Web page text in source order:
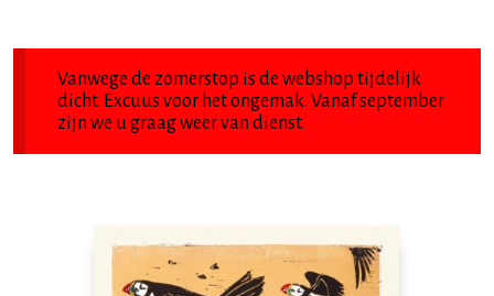
Vanwege de zomerstop is de webshop tijdelijk
dicht. Excuus voor het ongemak. Vanaf september
zijn we u graag weer van dienst.